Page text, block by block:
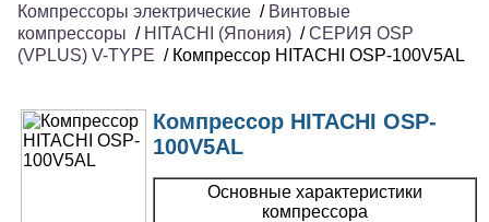
Компрессоры электрические / Винтовые
компрессоры / HITACHI (Япония) /СЕРИЯ OSP
(VPLUS) V-TYPE / Компрессор HITACHI OSP-100V5AL
Компрессор HITACHI OSP-
100V5AL
Основные характеристики
компрессора